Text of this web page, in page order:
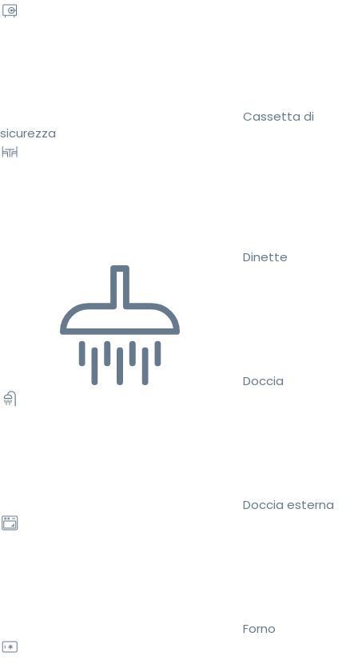
Cassetta di
sicurezza
Dinette
Doccia
Doccia esterna
Forno